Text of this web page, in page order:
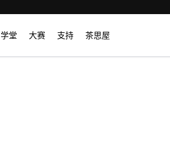
学堂 大赛 支持 茶思屋